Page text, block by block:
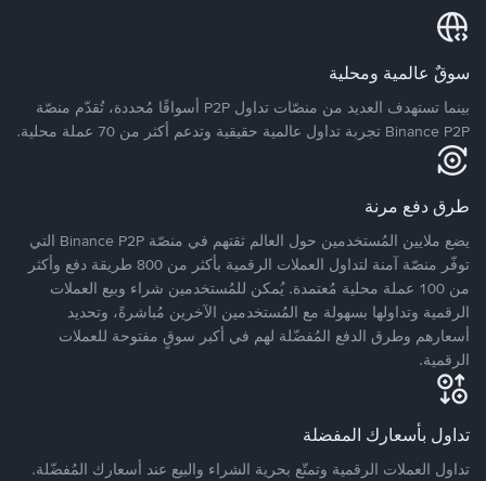
سوقٌ عالمية ومحلية
بينما تستهدف العديد من منصّات تداول P2P أسواقًا مُحددة، تُقدّم منصّة
Binance P2P تجربة تداول عالمية حقيقية وتدعم أكثر من 70 عملة محلية.
طرق دفع مرنة
يضع ملايين المُستخدمين حول العالم ثقتهم في منصّة Binance P2P التي
توفّر منصّة آمنة لتداول العملات الرقمية بأكثر من 800 طريقة دفع وأكثر
من 100 عملة محلية مُعتمدة. يُمكن للمُستخدمين شراء وبيع العملات
الرقمية وتداولها بسهولة مع المُستخدمين الآخرين مُباشرةً، وتحديد
أسعارهم وطرق الدفع المُفضّلة لهم في أكبر سوقٍ مفتوحة للعملات
الرقمية.
تداول بأسعارك المفضلة
تداول العملات الرقمية وتمتّع بحرية الشراء والبيع عند أسعارك المُفضّلة.